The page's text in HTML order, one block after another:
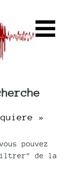
»
pouvez
de la